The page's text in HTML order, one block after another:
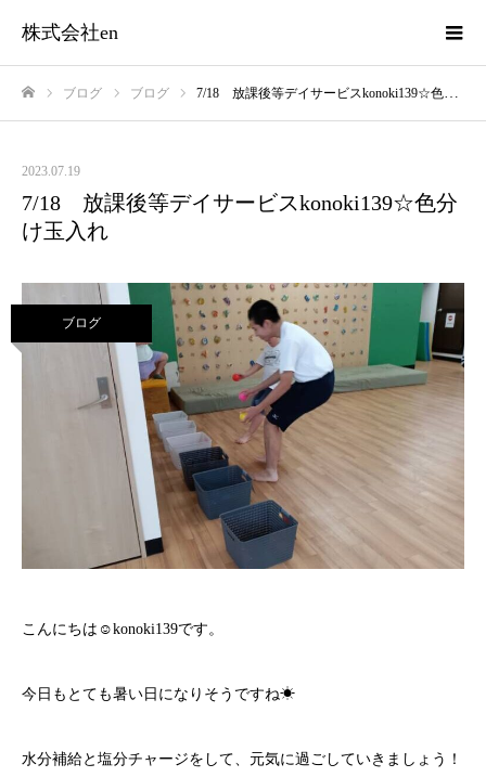
株式会社en
ブログ ブログ 7/18 放課後等デイサービスkonoki139☆色分け玉入れ
2023.07.19
7/18 放課後等デイサービスkonoki139☆色分
け玉入れ
ブログ
こんにちは☺konoki139です。
今日もとても暑い日になりそうですね☀
水分補給と塩分チャージをして、元気に過ごしていきましょう！